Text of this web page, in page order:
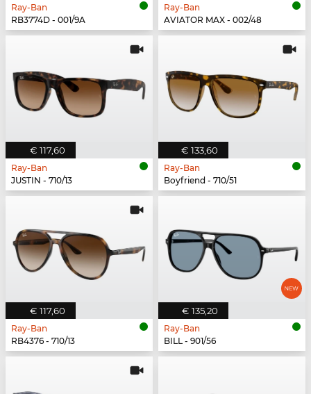
Ray-Ban
RB3774D - 001/9A
Ray-Ban
AVIATOR MAX - 002/48
€ 117,60
Ray-Ban
JUSTIN - 710/13
€ 133,60
Ray-Ban
Boyfriend - 710/51
€ 117,60
Ray-Ban
RB4376 - 710/13
€ 135,20
Ray-Ban
BILL - 901/56